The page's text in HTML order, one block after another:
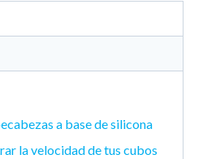
a base de silicona
la velocidad de tus cubos